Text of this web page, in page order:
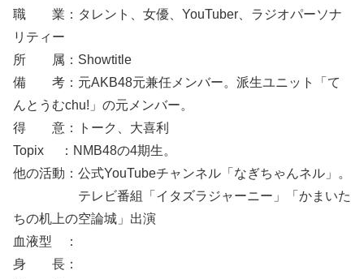
職 業：タレント、女優、YouTuber、ラジオパーソナ
リティー
所 属：Showtitle
備 考：元AKB48元兼任メンバー。派生ユニット「て
んとうむchu!」の元メンバー。
得 意：トーク、大喜利
Topix ：NMB48の4期生。
他の活動：公式YouTubeチャンネル「なぎちゃんネル」。
テレビ番組「イタズラジャーニー」「かまいた
ちの机上の空論城」出演
血液型 ：
身 長：